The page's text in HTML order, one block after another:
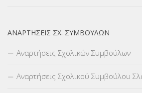
ΑΝΑΡΤΉΣΕΙΣ ΣΧ. ΣΥΜΒΟΎΛΩΝ
Αναρτήσεις Σχολικών Συμβούλων
Αναρτήσεις Σχολικού Συμβούλου